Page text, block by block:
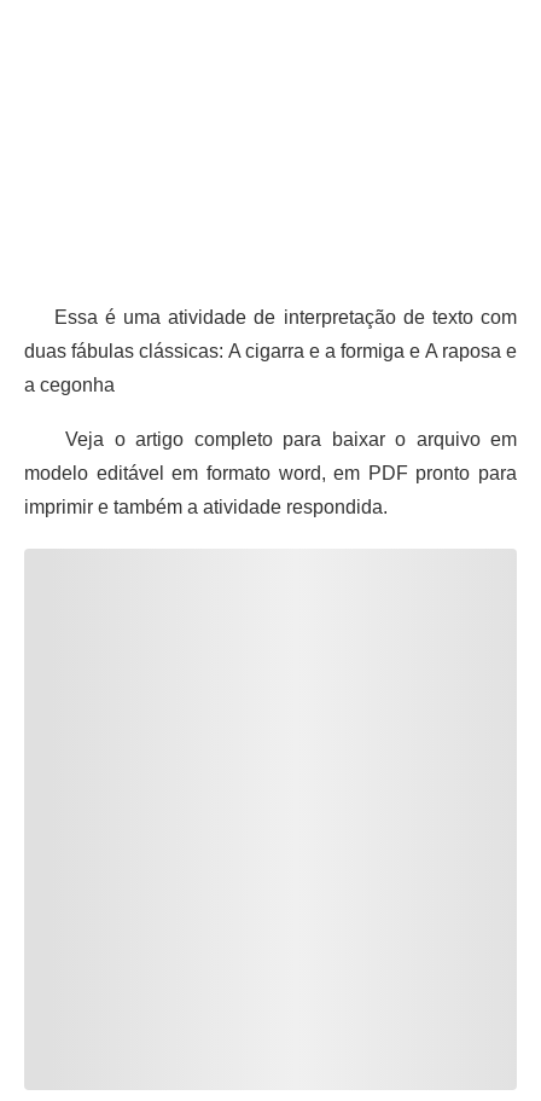
Essa é uma atividade de interpretação de texto com
duas fábulas clássicas: A cigarra e a formiga e A raposa e
a cegonha
Veja o artigo completo para baixar o arquivo em
modelo editável em formato word, em PDF pronto para
imprimir e também a atividade respondida.